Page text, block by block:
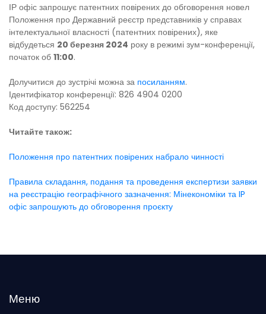
ІР офіс запрошує патентних повірених до обговорення новел
Положення про Державний реєстр представників у справах
інтелектуальної власності (патентних повірених), яке
відбудеться 20 березня 2024 року в режимі зум-конференції,
початок об 11:00.
Долучитися до зустрічі можна за посиланням.
Ідентифікатор конференції: 826 4904 0200
Код доступу: 562254
Читайте також:
Положення про патентних повірених набрало чинності
Правила складання, подання та проведення експертизи заявки
на реєстрацію географічного зазначення: Мінекономіки та IP
офіс запрошують до обговорення проєкту
Меню